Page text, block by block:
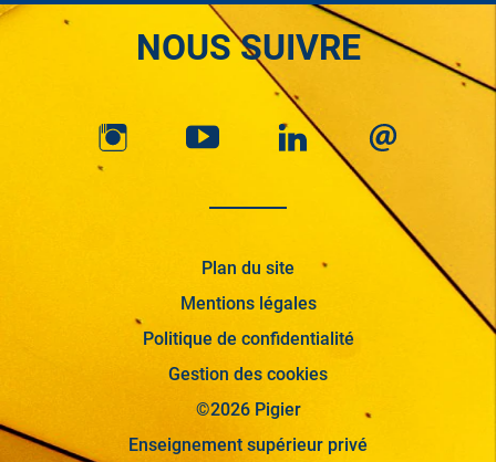
NOUS SUIVRE
Plan du site
Mentions légales
Politique de confidentialité
Gestion des cookies
©2026 Pigier
Enseignement supérieur privé